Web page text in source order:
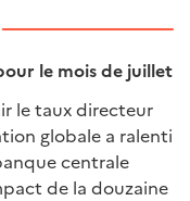
le mois de juillet
le taux directeur
globale a ralenti
centrale
de la douzaine